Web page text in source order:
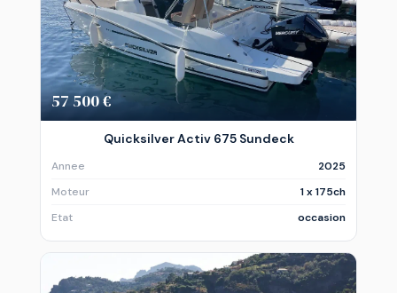
57 500 €
Quicksilver Activ 675 Sundeck
Annee
2025
Moteur
1 x 175ch
Etat
occasion